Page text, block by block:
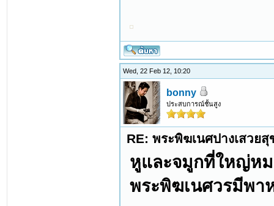
Wed, 22 Feb 12, 10:20
bonny
ประสบการณ์ชั้นสูง
RE: พระพิฆเนศปางเสวย
หูและจมูกที่ใหญ่ห
พระพิฆเนศวรมีพา